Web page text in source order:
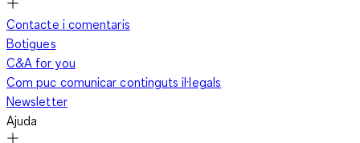
Contacte i comentaris
Botigues
C&A for you
Com puc comunicar continguts il·legals
Newsletter
Ajuda